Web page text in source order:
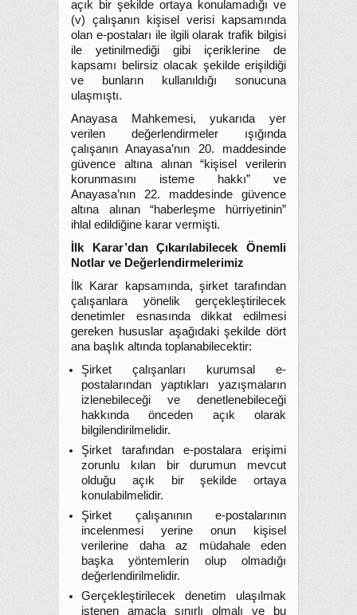
açık bir şekilde ortaya konulamadığı ve
(v) çalışanın kişisel verisi kapsamında
olan e-postaları ile ilgili olarak trafik bilgisi
ile yetinilmediği gibi içeriklerine de
kapsamı belirsiz olacak şekilde erişildiği
ve bunların kullanıldığı sonucuna
ulaşmıştı.
Anayasa Mahkemesi, yukarıda yer
verilen değerlendirmeler ışığında
çalışanın Anayasa’nın 20. maddesinde
güvence altına alınan “kişisel verilerin
korunmasını isteme hakkı” ve
Anayasa’nın 22. maddesinde güvence
altına alınan “haberleşme hürriyetinin”
ihlal edildiğine karar vermişti.
İlk Karar’dan Çıkarılabilecek Önemli
Notlar ve Değerlendirmelerimiz
İlk Karar kapsamında, şirket tarafından
çalışanlara yönelik gerçekleştirilecek
denetimler esnasında dikkat edilmesi
gereken hususlar aşağıdaki şekilde dört
ana başlık altında toplanabilecektir:
Şirket çalışanları kurumsal e-
postalarından yaptıkları yazışmaların
izlenebileceği ve denetlenebileceği
hakkında önceden açık olarak
bilgilendirilmelidir.
Şirket tarafından e-postalara erişimi
zorunlu kılan bir durumun mevcut
olduğu açık bir şekilde ortaya
konulabilmelidir.
Şirket çalışanının e-postalarının
incelenmesi yerine onun kişisel
verilerine daha az müdahale eden
başka yöntemlerin olup olmadığı
değerlendirilmelidir.
Gerçekleştirilecek denetim ulaşılmak
istenen amaçla sınırlı olmalı ve bu